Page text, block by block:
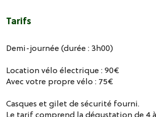
Tarifs
Demi-journée (durée : 3h00)
Location vélo électrique : 90€
Avec votre propre vélo : 75€
Casques et gilet de sécurité fourni.
Le tarif comprend la dégustation de 4